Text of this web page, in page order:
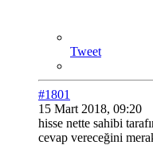
Tweet
#1801
15 Mart 2018, 09:20
hisse nette sahibi
cevap vereceğini